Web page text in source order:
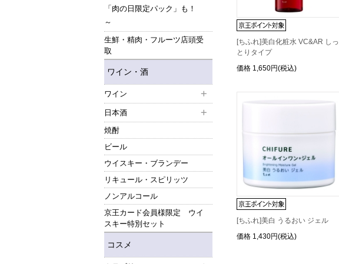
「肉の日限定パック」も！
～
生鮮・精肉・フルーツ店頭受
取
ワイン・酒
ワイン
日本酒
焼酎
ビール
ウイスキー・ブランデー
リキュール・スピリッツ
ノンアルコール
京王カード会員様限定 ウイ
スキー特別セット
コスメ
[ちふれ]美白化粧水 VC&AR しっ
とりタイプ
価格 1,650円(税込)
[ちふれ]美白 うるおい ジェル
価格 1,430円(税込)